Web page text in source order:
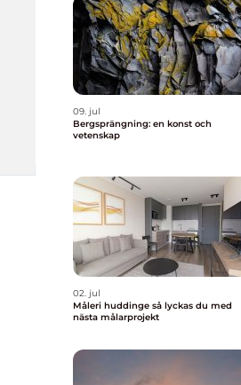
09. jul
Bergsprängning: en konst och
vetenskap
02. jul
Måleri huddinge så lyckas du med
nästa målarprojekt